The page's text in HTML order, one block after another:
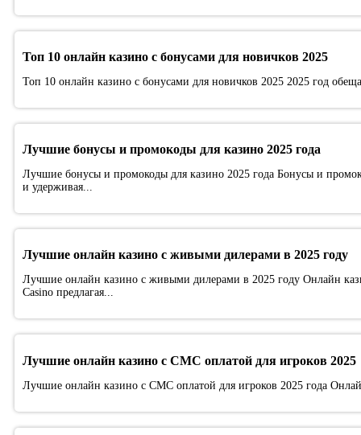
Топ 10 онлайн казино с бонусами для новичков 2025
Топ 10 онлайн казино с бонусами для новичков 2025 2025 год
Лучшие бонусы и промокоды для казино 2025 года
Лучшие бонусы и промокоды для казино 2025 года Бонусы и
и удерживая...
Лучшие онлайн казино с живыми дилерами в 2025 году
Лучшие онлайн казино с живыми дилерами в 2025 году Онлайн
Casino предлагая...
Лучшие онлайн казино с СМС оплатой для игроков 2025
Лучшие онлайн казино с СМС оплатой для игроков 2025 года